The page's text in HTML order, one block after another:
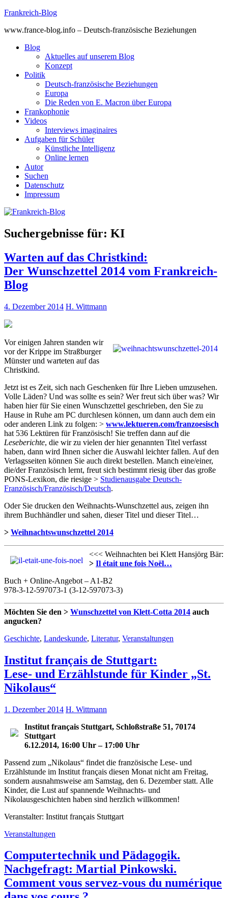
Skip
content
Frankreich-Blog
www.france-blog.info – Deutsch-französische Beziehungen
Blog
Aktuelles auf unserem Blog
Konzept
Politik
Deutsch-französische Beziehungen
Europa
Die Reden von E. Macron über Europa
Frankophonie
Videos
Interviews imaginaires
Aufgaben für Schüler
Künstliche Intelligenz
Online lernen
Autor
Suchen
Datenschutz
Impressum
Suchergebnisse für: KI
Warten auf das Christkind:
Der Wunschzettel 2014 vom Frankreich-
Blog
4. Dezember 2014 H. Wittmann
Vor einigen Jahren standen wir
vor der Krippe im Straßburger
Münster und warteten auf das
Christkind.
Jetzt ist es Zeit, sich nach Geschenken für Ihre Lieben umzusehen.
Volle Läden? Und was sollte es sein? Wer freut sich über was? Wir
haben hier für Sie einen Wunschzettel geschrieben, den Sie zu
Hause in Ruhe am PC durchlesen können, um dann auch dem ein
oder anderen Link zu folgen: > www.lektueren.com/franzoesisch
hat 536 Lektüren für Französisch! Sie treffen dann auf die
Leseberichte, die wir zu vielen der hier genannten Titel verfasst
haben, dann wird Ihnen sicher die Auswahl leichter fallen. Auf den
Verlagsseiten können Sie auch direkt bestellen. Manch eine/einer,
die/der Französisch lernt, freut sich bestimmt riesig über das große
PONS-Lexikon, die riesige > Studienausgabe Deutsch-
Französisch/Französisch/Deutsch.
Oder Sie drucken den Weihnachts-Wunschzettel aus, zeigen ihn
ihrem Buchhändler und sahen, dieser Titel und dieser Titel…
> Weihnachtswunschzettel 2014
<<< Weihnachten bei Klett Hansjörg Bär:
> Il était une fois Noël…
Buch + Online-Angebot – A1-B2
978-3-12-597073-1 (3-12-597073-3)
Möchten Sie den > Wunschzettel von Klett-Cotta 2014 auch
angucken?
Geschichte, Landeskunde, Literatur, Veranstaltungen
Institut français de Stuttgart:
Lese- und Erzählstunde für Kinder „St.
Nikolaus“
1. Dezember 2014 H. Wittmann
Institut français Stuttgart, Schloßstraße 51, 70174
Stuttgart
6.12.2014, 16:00 Uhr – 17:00 Uhr
Passend zum „Nikolaus“ findet die französische Lese- und
Erzählstunde im Institut français diesen Monat nicht am Freitag,
sondern ausnahmsweise am Samstag, den 6. Dezember statt. Alle
Kinder, die Lust auf spannende Weihnachts- und
Nikolausgeschichten haben sind herzlich willkommen!
Veranstalter: Institut français Stuttgart
Veranstaltungen
Computertechnik und Pädagogik.
Nachgefragt: Martial Pinkowski.
Comment vous servez-vous du numérique